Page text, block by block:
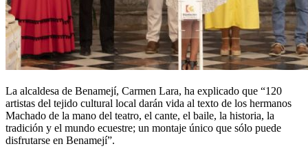
La alcaldesa de Benamejí, Carmen Lara, ha explicado que “120
artistas del tejido cultural local darán vida al texto de los hermanos
Machado de la mano del teatro, el cante, el baile, la historia, la
tradición y el mundo ecuestre; un montaje único que sólo puede
disfrutarse en Benamejí”.